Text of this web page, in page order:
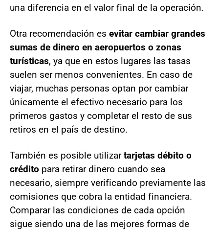
una diferencia en el valor final de la operación.
Otra recomendación es evitar cambiar grandes
sumas de dinero en aeropuertos o zonas
turísticas, ya que en estos lugares las tasas
suelen ser menos convenientes. En caso de
viajar, muchas personas optan por cambiar
únicamente el efectivo necesario para los
primeros gastos y completar el resto de sus
retiros en el país de destino.
También es posible utilizartarjetas débito o
crédito para retirar dinero cuando sea
necesario, siempre verificando previamente las
comisiones que cobra la entidad financiera.
Comparar las condiciones de cada opción
sigue siendo una de las mejores formas de